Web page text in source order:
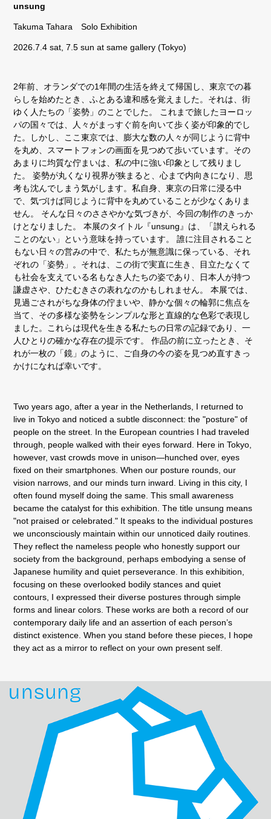
unsung
Takuma Tahara Solo Exhibition
2026.7.4 sat, 7.5 sun at same gallery (Tokyo)
2年前、オランダでの1年間の生活を終えて帰国し、東京での暮
らしを始めたとき、ふとある違和感を覚えました。それは、街
ゆく人たちの「姿勢」のことでした。 これまで旅したヨーロッ
パの国々では、人々がまっすぐ前を向いて歩く姿が印象的でし
た。しかし、ここ東京では、膨大な数の人々が同じように背中
を丸め、スマートフォンの画面を見つめて歩いています。その
あまりに均質な佇まいは、私の中に強い印象として残りまし
た。 姿勢が丸くなり視界が狭まると、心まで内向きになり、思
考も沈んでしまう気がします。私自身、東京の日常に浸る中
で、気づけば同じように背中を丸めていることが少なくありま
せん。 そんな日々のささやかな気づきが、今回の制作のきっか
けとなりました。 本展のタイトル『unsung』は、「讃えられる
ことのない」という意味を持っています。 誰に注目されること
もない日々の営みの中で、私たちが無意識に保っている、それ
ぞれの「姿勢」。それは、この街で実直に生き、目立たなくて
も社会を支えている名もなき人たちの姿であり、日本人が持つ
謙虚さや、ひたむきさの表れなのかもしれません。 本展では、
見過ごされがちな身体の佇まいや、静かな個々の輪郭に焦点を
当て、その多様な姿勢をシンプルな形と直線的な色彩で表現し
ました。これらは現代を生きる私たちの日常の記録であり、一
人ひとりの確かな存在の提示です。 作品の前に立ったとき、そ
れが一枚の「鏡」のように、ご自身の今の姿を見つめ直すきっ
かけになれば幸いです。
Two years ago, after a year in the Netherlands, I returned to
live in Tokyo and noticed a subtle disconnect: the "posture" of
people on the street. In the European countries I had traveled
through, people walked with their eyes forward. Here in Tokyo,
however, vast crowds move in unison—hunched over, eyes
fixed on their smartphones. When our posture rounds, our
vision narrows, and our minds turn inward. Living in this city, I
often found myself doing the same. This small awareness
became the catalyst for this exhibition. The title unsung means
"not praised or celebrated." It speaks to the individual postures
we unconsciously maintain within our unnoticed daily routines.
They reflect the nameless people who honestly support our
society from the background, perhaps embodying a sense of
Japanese humility and quiet perseverance. In this exhibition,
focusing on these overlooked bodily stances and quiet
contours, I expressed their diverse postures through simple
forms and linear colors. These works are both a record of our
contemporary daily life and an assertion of each person’s
distinct existence. When you stand before these pieces, I hope
they act as a mirror to reflect on your own present self.